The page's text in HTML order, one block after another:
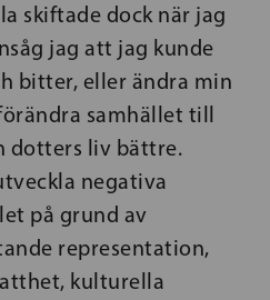
skiftade dock när jag
jag att jag kunde
bitter, eller ändra min
samhället till
dotters liv bättre.
negativa
på grund av
representation,
kulturella